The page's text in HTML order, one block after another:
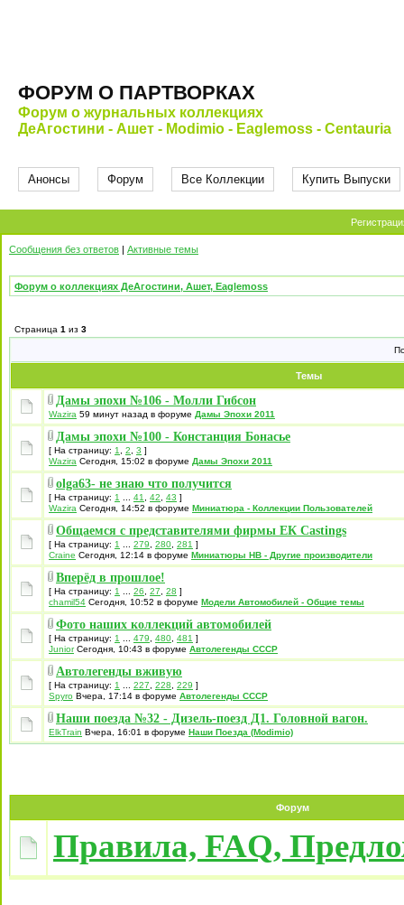
ФОРУМ О ПАРТВОРКАХ
Форум о журнальных коллекциях
ДеАгостини - Ашет - Modimio - Eaglemoss - Centauria
Анонсы Форум Все Коллекции Купить Выпуски
Сообщения без ответов | Активные темы
Форум о коллекциях ДеАгостини, Ашет, Eaglemoss
Страница 1 из 3
Темы
Дамы эпохи №106 - Молли Гибсон
Wazira 59 минут назад в форуме Дамы Эпохи 2011
Дамы эпохи №100 - Констанция Бонасье
[ На страницу: 1 2 3 ]
Wazira Сегодня, 15:02 в форуме Дамы Эпохи 2011
olga63- не знаю что получится
[ На страницу: 1 41 42 43 ]
Wazira Сегодня, 14:52 в форуме Миниатюра - Коллекции Пользователей
Общаемся с представителями фирмы EК Castings
[ На страницу: 1 279 280 281 ]
Craine Сегодня, 12:14 в форуме Миниатюры НВ - Другие производители
Вперёд в прошлое!
[ На страницу: 1 26 27 28 ]
chamil54 Сегодня, 10:52 в форуме Модели Автомобилей - Общие темы
Фото наших коллекций автомобилей
[ На страницу: 1 479 480 481 ]
JuniorСегодня, 10:43 в форуме Автолегенды СССР
Автолегенды вживую
[ На страницу: 1 227 228 229 ]
Spyro Вчера, 17:14 в форуме Автолегенды СССР
Наши поезда №32 - Дизель-поезд Д1. Головной вагон.
ElkTrain Вчера, 16:01 в форуме Наши Поезда (Modimio)
Форум
Правила, FAQ,